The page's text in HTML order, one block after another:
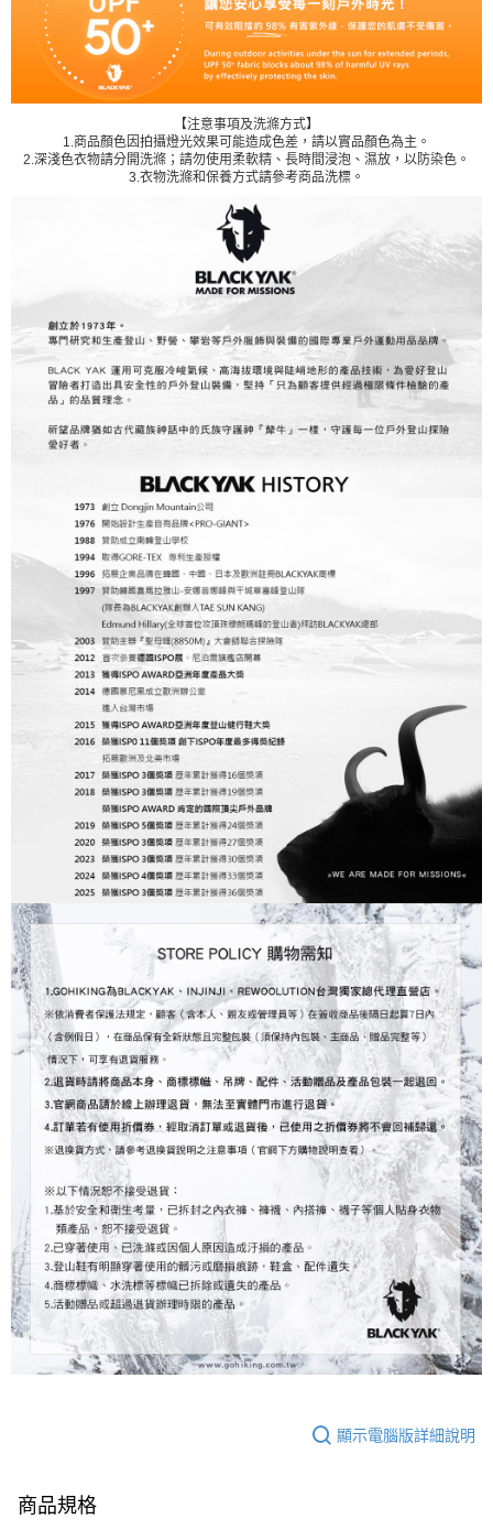
【注意事項及洗滌方式】
1.商品顏色因拍攝燈光效果可能造成色差，請以實品顏色為主。
2.深淺色衣物請分開洗滌；請勿使用柔軟精、長時間浸泡、濕放，以防染色。
3.衣物洗滌和保養方式請參考商品洗標。
顯示電腦版詳細說明
商品規格